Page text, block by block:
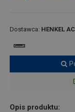
Dostawca: HENKEL
Opis produktu: